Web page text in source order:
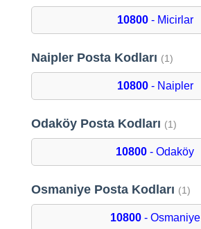
10800- Micirlar
Naipler Posta Kodları (1)
10800- Naipler
Odaköy Posta Kodları (1)
10800 - Odaköy
Osmaniye Posta Kodları (1)
10800- Osmaniye